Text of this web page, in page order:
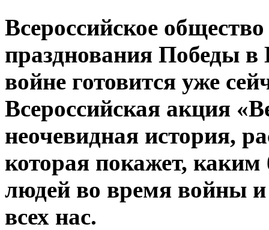
Всероссийское
празднования Победы в
войне готовится уже
Всероссийская акция
неочевидная история,
которая покажет,
людей во время войны и
всех нас.